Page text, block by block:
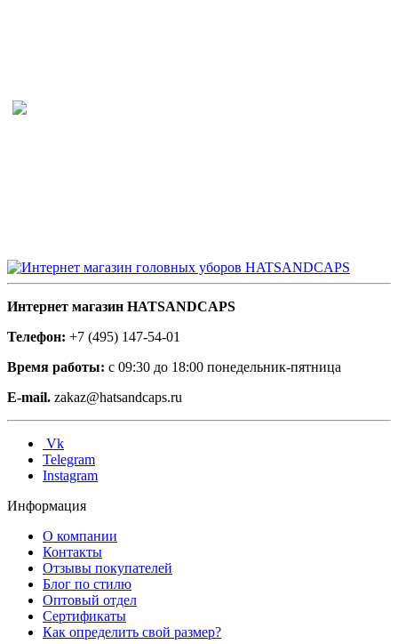
Интернет магазин HATSANDCAPS
Телефон: +7 (495) 147-54-01
Время работы: с 09:30 до 18:00 понедельник-пятница
E-mail. zakaz@hatsandcaps.ru
Vk
Telegram
Instagram
Информация
О компании
Контакты
Отзывы покупателей
Блог по стилю
Оптовый отдел
Сертификаты
Как определить свой размер?